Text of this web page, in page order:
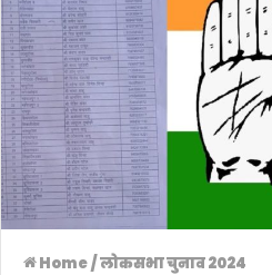
Home/लोकसभा चुनाव 2024